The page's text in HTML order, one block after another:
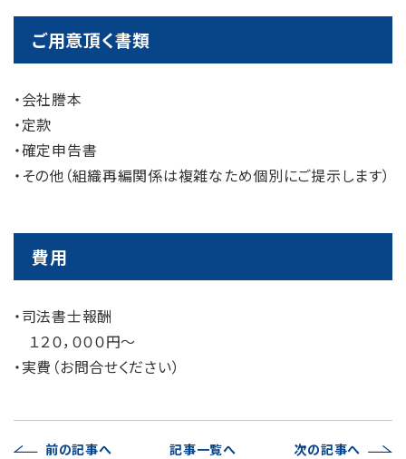
ご用意頂く書類
・会社謄本
・定款
・確定申告書
・その他（組織再編関係は複雑なため個別にご提示します）
費用
・司法書士報酬
１２０，０００円～
・実費（お問合せください）
前の記事へ 記事一覧へ 次の記事へ